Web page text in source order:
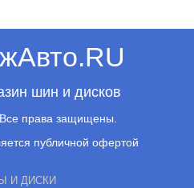
шин и дисков
права защищены.
публичной офертой
И ДИСКИ